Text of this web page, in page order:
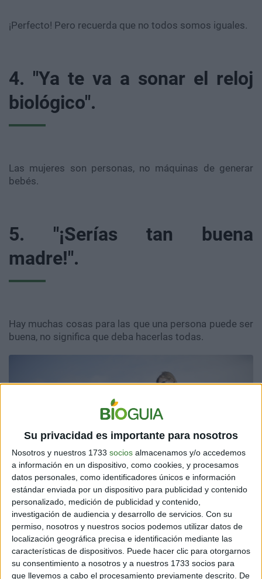
Su privacidad es importante para nosotros
Nosotros y nuestros 1733 socios almacenamos y/o accedemos
a información en un dispositivo, como cookies, y procesamos
datos personales, como identificadores únicos e información
estándar enviada por un dispositivo para publicidad y contenido
personalizado, medición de publicidad y contenido,
investigación de audiencia y desarrollo de servicios. Con su
permiso, nosotros y nuestros socios podemos utilizar datos de
localización geográfica precisa e identificación mediante las
características de dispositivos. Puede hacer clic para otorgarnos
su consentimiento a nosotros y a nuestros 1733 socios para
que llevemos a cabo el procesamiento previamente descrito. De
¡Perfecto! Pero recuerda que no todos somos iguales.
4. "Ya te va a sonar el reloj
biológico".
Las mujeres son personas, no máquinas de generar
bebés.
5. "¡Serías tan buena
madre!".
Hay muchas cosas para las que una persona puede ser
buena, no significa que deba hacerlas todas.